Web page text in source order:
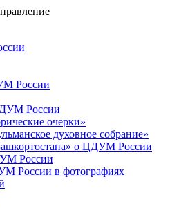
России
России
очерки»
духовное собрание»
о ЦДУМ России
России
России в фотографиях